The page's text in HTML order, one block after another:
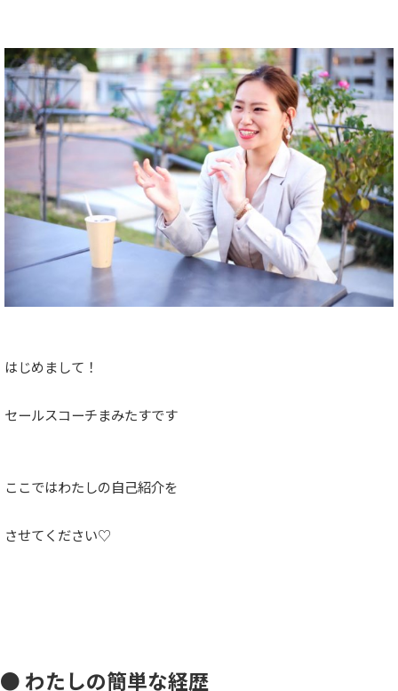
はじめまして！
セールスコーチまみたすです
ここではわたしの自己紹介を
させてください♡
● わたしの簡単な経歴